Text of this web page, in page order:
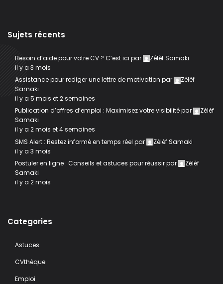
Sujets récents
Besoin d’aide pour votre CV ? C’est ici par
Zélèf Samaki
il y a 3 mois
Assistance pour rediger une lettre de motivation par
Zélèf
Samaki
il y a 5 mois et 2 semaines
Publication d’offres d’emploi : Maximisez votre visibilitépar
Zélèf
Samaki
il y a 2 mois et 4 semaines
SMS Alert : Restez informé en temps réel par
Zélèf Samaki
il y a 3 mois
Postuler en ligne : Conseils et astuces pour réussirpar
Zélèf
Samaki
il y a 2 mois
Categories
Astuces
CVthèque
Emploi